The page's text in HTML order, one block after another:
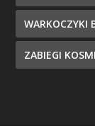
WARKOCZYKI
ZABIEGI